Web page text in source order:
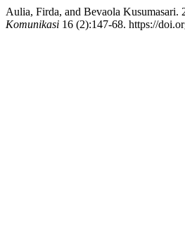
Aulia, Firda, and Bevaola Kusumasari.
Komunikasi 16 (2):147-68. https://